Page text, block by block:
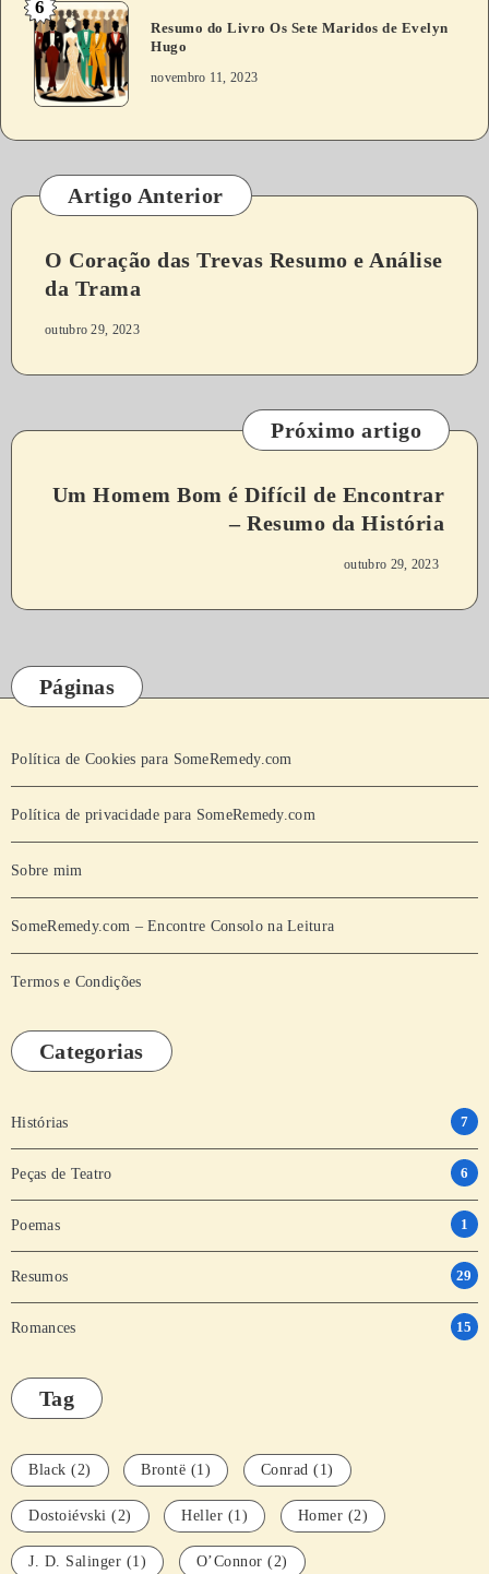
6
Resumo do Livro Os Sete Maridos de Evelyn
Hugo
novembro 11, 2023
Artigo Anterior
O Coração das Trevas Resumo e Análise
da Trama
outubro 29, 2023
Próximo artigo
Um Homem Bom é Difícil de Encontrar
– Resumo da História
outubro 29, 2023
Páginas
Política de Cookies para SomeRemedy.com
Política de privacidade para SomeRemedy.com
Sobre mim
SomeRemedy.com – Encontre Consolo na Leitura
Termos e Condições
Categorias
Histórias 7
Peças de Teatro 6
Poemas 1
Resumos 29
Romances 15
Tag
Black (2) Brontë (1) Conrad (1)
Dostoiévski (2) Heller (1) Homer (2)
J. D. Salinger (1) O’Connor (2)